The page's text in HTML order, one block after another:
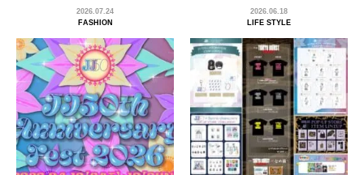
2026.07.24
FASHION
2026.06.18
LIFE STYLE